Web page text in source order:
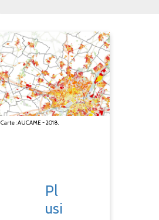
Carte : AUCAME - 2018.
Pl
usi